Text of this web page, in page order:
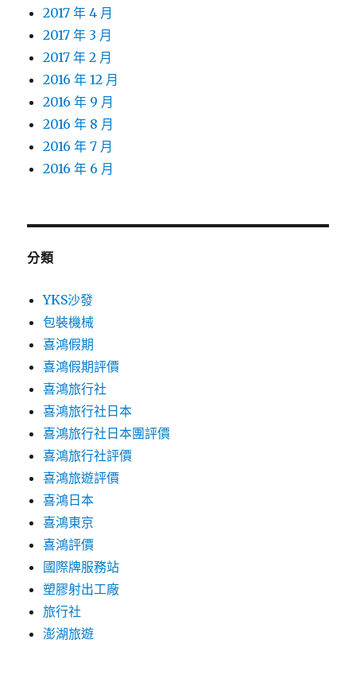
2017 年 4 月
2017 年 3 月
2017 年 2 月
2016 年 12 月
2016 年 9 月
2016 年 8 月
2016 年 7 月
2016 年 6 月
分類
YKS沙發
包裝機械
喜鴻假期
喜鴻假期評價
喜鴻旅行社
喜鴻旅行社日本
喜鴻旅行社日本團評價
喜鴻旅行社評價
喜鴻旅遊評價
喜鴻日本
喜鴻東京
喜鴻評價
國際牌服務站
塑膠射出工廠
旅行社
澎湖旅遊